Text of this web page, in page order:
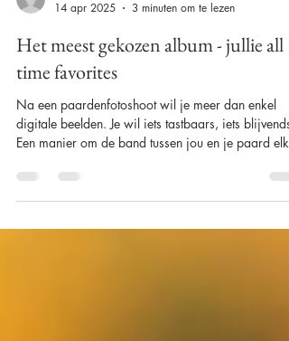
Alison Becu
14 apr 2025
3 minuten om te lezen
Het meest gekozen album - jullie all
time favorites
Na een paardenfotoshoot wil je meer dan enkel
digitale beelden. Je wil iets tastbaars, iets blijvends.
Ontdek hier de favoriete albums van mijn klanten!